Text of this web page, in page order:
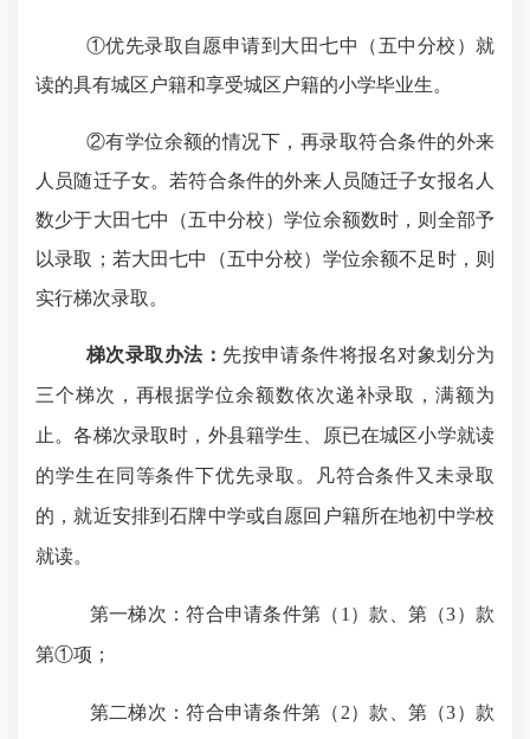
①优先录取自愿申请到大田七中（五中分校）就
读的具有城区户籍和享受城区户籍的小学毕业生。
②有学位余额的情况下，再录取符合条件的外来
人员随迁子女。若符合条件的外来人员随迁子女报名人
数少于大田七中（五中分校）学位余额数时，则 全部予
以录取；若大田七中（五中分校）学位余额不足时，则
实行梯次录取。
梯次录取办法： 先按申请条件将报名对象划分为
三个梯次，再根据学位余额数依次递补录取，满额为
止。各梯次录取时，外县籍学生、原已在城区小学就读
的学生在同等条件下优先录取。凡符合条件又未录取
的，就近安排到石牌中学或自愿回户籍所在地初中学校
就读。
第一梯次：符合申请条件第（ 1 ）款、第（3）款
第①项；
第二梯次：符合申请条件第（ 2）款、第（3）款